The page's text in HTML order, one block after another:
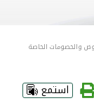
والخصومات الخاصة
استمع